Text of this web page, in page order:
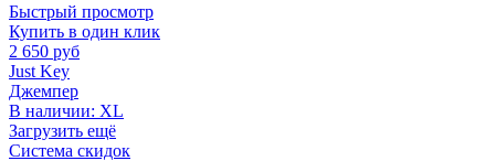
Быстрый просмотр
Купить в один клик
2 650 руб
Just Key
Джемпер
В наличии: XL
Загрузить ещё
Система скидок